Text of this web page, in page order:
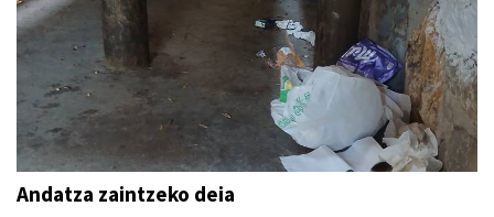
Andatza zaintzeko deia